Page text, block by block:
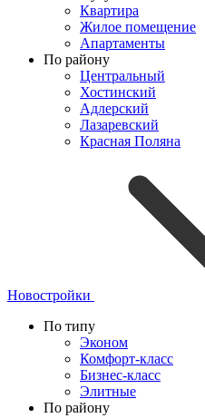
Квартира
Жилое помещение
Апартаменты
По району
Центральный
Хостинский
Адлерский
Лазаревский
Красная Поляна
Новостройки
По типу
Эконом
Комфорт-класс
Бизнес-класс
Элитные
По району